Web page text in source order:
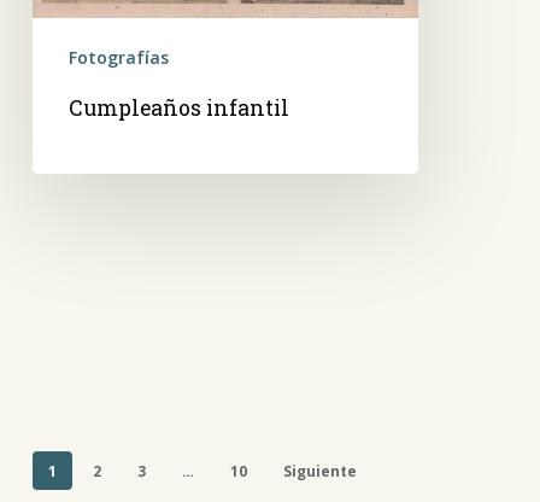
Fotografías
Cumpleaños infantil
1 2 3 … 10 Siguiente